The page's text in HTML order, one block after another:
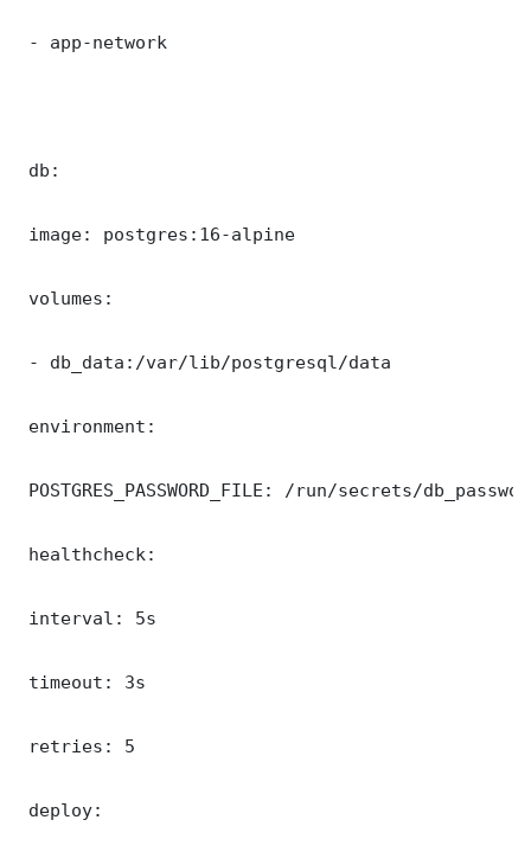
- app-network
db:
image: postgres:16-alpine
volumes:
- db_data:/var/lib/postgresql/data
environment:
POSTGRES_PASSWORD_FILE: /run/secrets/
healthcheck:
interval: 5s
timeout: 3s
retries: 5
deploy: